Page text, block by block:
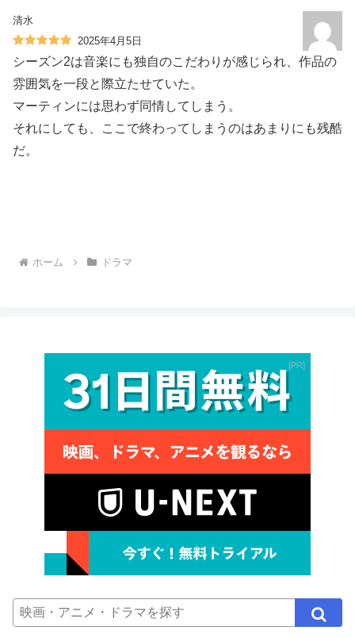
清水
2025年4月5日
シーズン2は音楽にも独自のこだわりが感じられ、作品の
雰囲気を一段と際立たせていた。
マーティンには思わず同情してしまう。
それにしても、ここで終わってしまうのはあまりにも残酷
だ。
ホーム ドラマ
PR